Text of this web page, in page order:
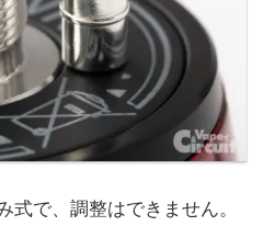
式で、調整はできません。